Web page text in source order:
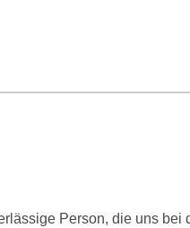
Person, die uns bei